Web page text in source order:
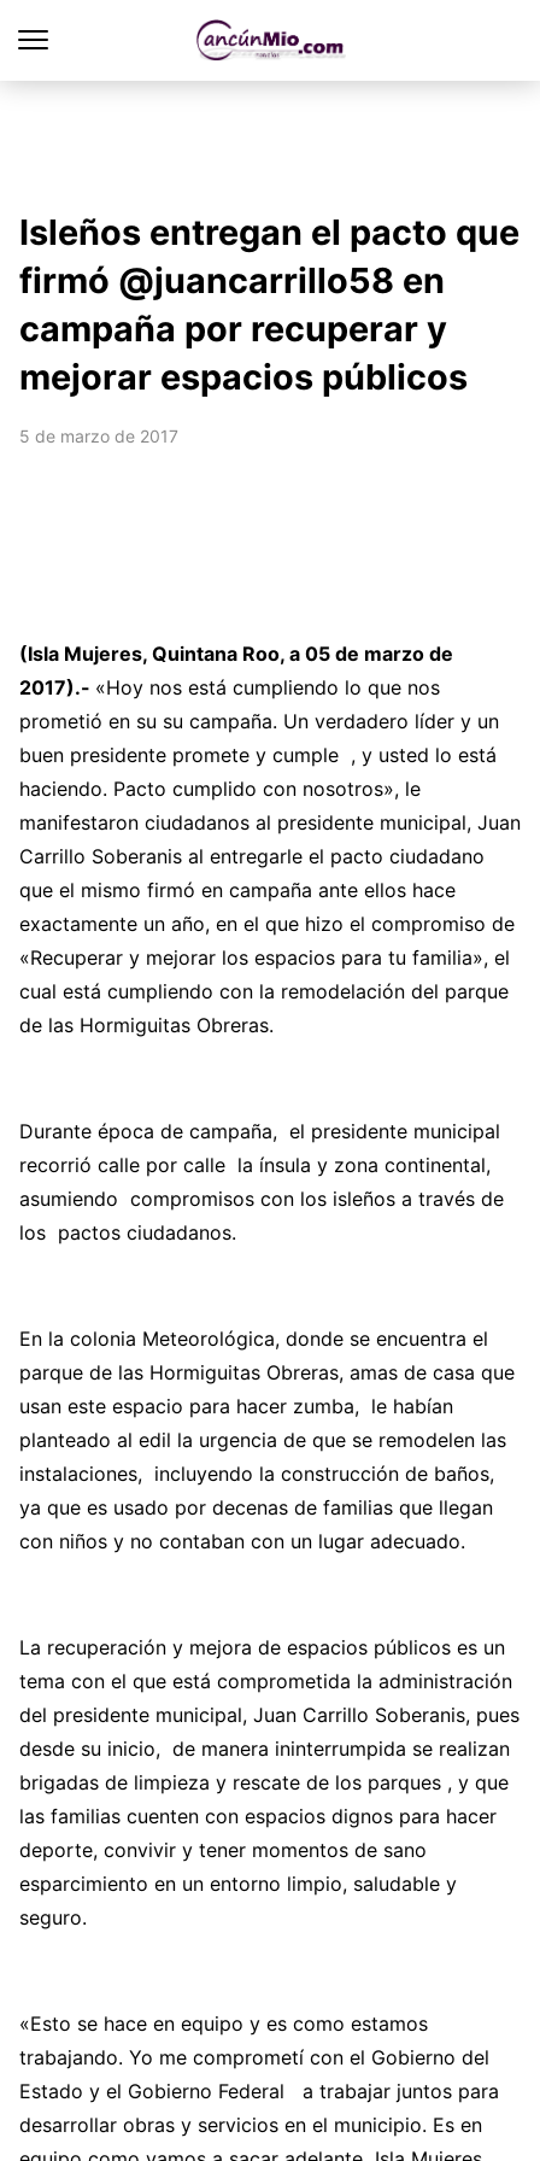
Isleños entregan el pacto que
firmó @juancarrillo58 en
campaña por recuperar y
mejorar espacios públicos
5 de marzo de 2017
(Isla Mujeres, Quintana Roo, a 05 de marzo de
2017).- «Hoy nos está cumpliendo lo que nos
prometió en su su campaña. Un verdadero líder y un
buen presidente promete y cumple , y usted lo está
haciendo. Pacto cumplido con nosotros», le
manifestaron ciudadanos al presidente municipal, Juan
Carrillo Soberanis al entregarle el pacto ciudadano
que el mismo firmó en campaña ante ellos hace
exactamente un año, en el que hizo el compromiso de
«Recuperar y mejorar los espacios para tu familia», el
cual está cumpliendo con la remodelación del parque
de las Hormiguitas Obreras.
Durante época de campaña, el presidente municipal
recorrió calle por calle la ínsula y zona continental,
asumiendo compromisos con los isleños a través de
los pactos ciudadanos.
En la colonia Meteorológica, donde se encuentra el
parque de las Hormiguitas Obreras, amas de casa que
usan este espacio para hacer zumba, le habían
planteado al edil la urgencia de que se remodelen las
instalaciones, incluyendo la construcción de baños,
ya que es usado por decenas de familias que llegan
con niños y no contaban con un lugar adecuado.
La recuperación y mejora de espacios públicos es un
tema con el que está comprometida la administración
del presidente municipal, Juan Carrillo Soberanis, pues
desde su inicio, de manera ininterrumpida se realizan
brigadas de limpieza y rescate de los parques , y que
las familias cuenten con espacios dignos para hacer
deporte, convivir y tener momentos de sano
esparcimiento en un entorno limpio, saludable y
seguro.
«Esto se hace en equipo y es como estamos
trabajando. Yo me comprometí con el Gobierno del
Estado y el Gobierno Federal a trabajar juntos para
desarrollar obras y servicios en el municipio. Es en